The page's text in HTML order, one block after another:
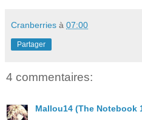
Cranberries à 07:00
Partager
4 commentaires:
Mallou14 (The Notebook